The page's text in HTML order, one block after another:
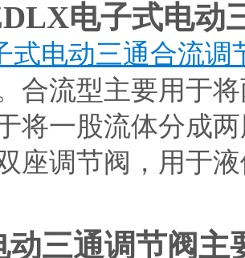
电子式电动
式电动三通合流调
合流型主要用于
将一股流体分成
座调节阀，用于
动三通调节阀主